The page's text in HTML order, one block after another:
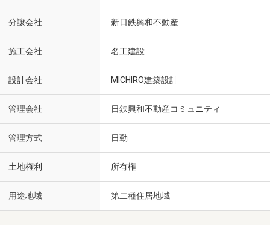
分譲会社 新日鉄興和不動産
施工会社 名工建設
設計会社 MICHIRO建築設計
管理会社 日鉄興和不動産コミュニティ
管理方式 日勤
土地権利 所有権
用途地域 第二種住居地域